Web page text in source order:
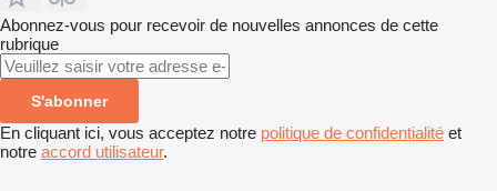
Abonnez-vous pour recevoir de nouvelles annonces de cette
rubrique
S'abonner
En cliquant ici, vous acceptez notre politique de confidentialité et
notre accord utilisateur.